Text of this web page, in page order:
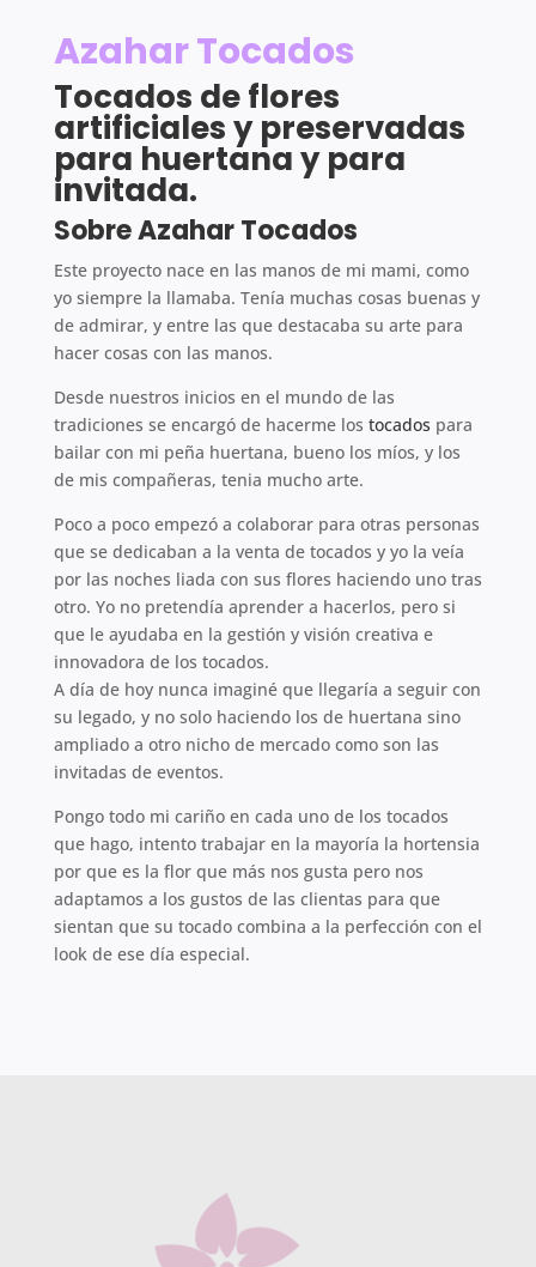
Azahar Tocados
Tocados de flores
artificiales y preservadas
para huertana y para
invitada.
Sobre Azahar Tocados
Este proyecto nace en las manos de mi mami, como
yo siempre la llamaba. Tenía muchas cosas buenas y
de admirar, y entre las que destacaba su arte para
hacer cosas con las manos.
Desde nuestros inicios en el mundo de las
tradiciones se encargó de hacerme los tocados para
bailar con mi peña huertana, bueno los míos, y los
de mis compañeras, tenia mucho arte.
Poco a poco empezó a colaborar para otras personas
que se dedicaban a la venta de tocados y yo la veía
por las noches liada con sus flores haciendo uno tras
otro. Yo no pretendía aprender a hacerlos, pero si
que le ayudaba en la gestión y visión creativa e
innovadora de los tocados.
A día de hoy nunca imaginé que llegaría a seguir con
su legado, y no solo haciendo los de huertana sino
ampliado a otro nicho de mercado como son las
invitadas de eventos.
Pongo todo mi cariño en cada uno de los tocados
que hago, intento trabajar en la mayoría la hortensia
por que es la flor que más nos gusta pero nos
adaptamos a los gustos de las clientas para que
sientan que su tocado combina a la perfección con el
look de ese día especial.